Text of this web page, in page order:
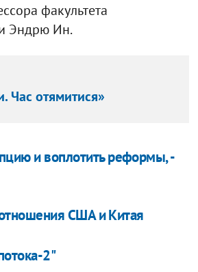
факультета
Эндрю Ин.
Час отямитися»
и воплотить реформы, -
США и Китая
2"